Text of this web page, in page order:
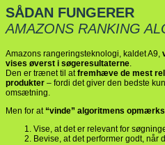
SÅDAN FUNGERER
AMAZONS RANKING
Amazons rangeringsteknologi, kaldet A9,
vises øverst i søgeresultaterne
Den er trænet til atfremhæve de mest
produkter – fordi det giver den bedste
omsætning.
Men for at“vinde” algoritmens
Vise, at det er relevant for
Bevise, at det performer godt, når